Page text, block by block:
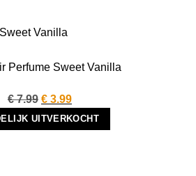
Perfume Sweet Vanilla
€7.99 Oorspronkelijke
prijs
was:
€ 3.99Huidige
prijs
is:
UITVERKOCHT